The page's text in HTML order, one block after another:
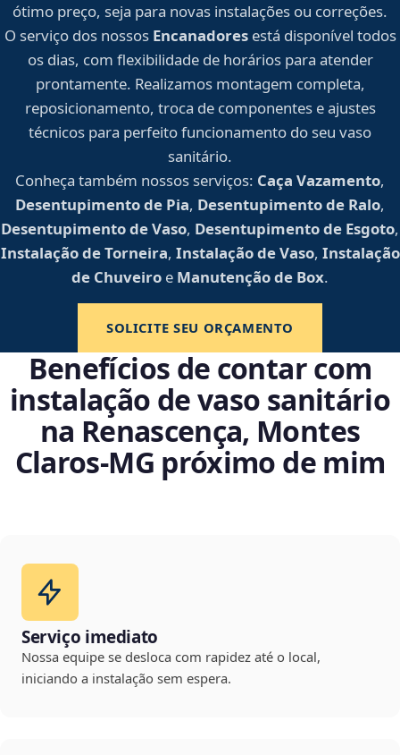
ótimo preço, seja para novas instalações ou correções.
O serviço dos nossos Encanadoresestá disponível todos
os dias, com flexibilidade de horários para atender
prontamente. Realizamos montagem completa,
reposicionamento, troca de componentes e ajustes
técnicos para perfeito funcionamento do seu vaso
sanitário.
Conheça também nossos serviços: Caça Vazamento,
Desentupimento de Pia, Desentupimento de Ralo,
Desentupimento de Vaso, Desentupimento de Esgoto,
Instalação de Torneira, Instalação de Vaso, Instalação
de Chuveiro e Manutenção de Box.
SOLICITE SEU ORÇAMENTO
Benefícios de contar com
instalação de vaso sanitário
na Renascença, Montes
Claros‑MG próximo de mim
Serviço imediato
Nossa equipe se desloca com rapidez até o local,
iniciando a instalação sem espera.